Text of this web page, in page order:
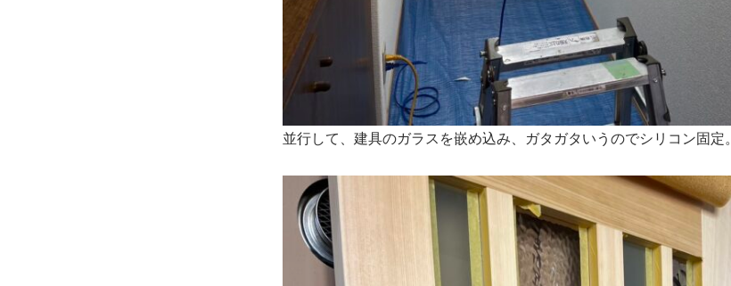
並行して、建具のガラスを嵌め込み、ガタガタいうのでシリコン固定。